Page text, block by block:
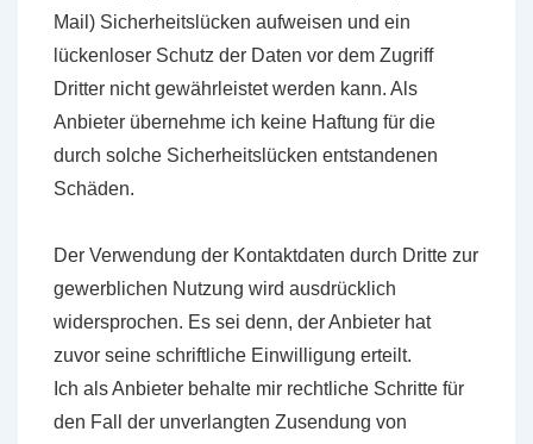
Mail) Sicherheitslücken aufweisen und ein
lückenloser Schutz der Daten vor dem Zugriff
Dritter nicht gewährleistet werden kann. Als
Anbieter übernehme ich keine Haftung für die
durch solche Sicherheitslücken entstandenen
Schäden.
Der Verwendung der Kontaktdaten durch Dritte zur
gewerblichen Nutzung wird ausdrücklich
widersprochen. Es sei denn, der Anbieter hat
zuvor seine schriftliche Einwilligung erteilt.
Ich als Anbieter behalte mir rechtliche Schritte für
den Fall der unverlangten Zusendung von